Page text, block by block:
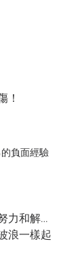
！
負面經驗
力和解…
浪一樣起